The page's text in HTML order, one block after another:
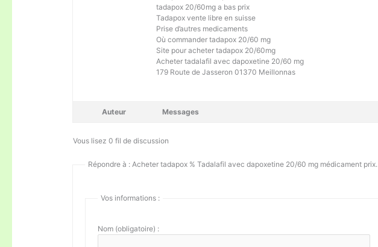
tadapox 20/60mg a bas prix
Tadapox vente libre en suisse
Prise d’autres medicaments
Où commander tadapox 20/60 mg
Site pour acheter tadapox 20/60mg
Acheter tadalafil avec dapoxetine 20/60 mg
179 Route de Jasseron 01370 Meillonnas
Auteur Messages
Vous lisez 0 fil de discussion
Répondre à : Acheter tadapox % Tadalafil avec dapoxetine 20/60 mg médicament prix.
Vos informations :
Nom (obligatoire) :